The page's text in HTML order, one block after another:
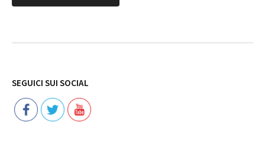
SEGUICI SUI SOCIAL